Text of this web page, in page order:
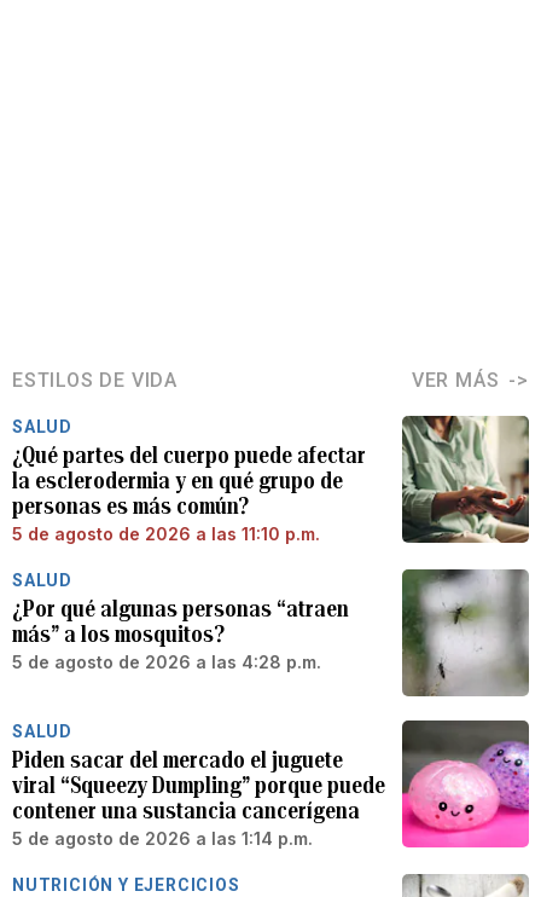
ESTILOS DE VIDA VER MÁS
SALUD
¿Qué partes del cuerpo puede afectar
la esclerodermia y en qué grupo de
personas es más común?
5 de agosto de 2026 a las 11:10 p.m.
SALUD
¿Por qué algunas personas “atraen
más” a los mosquitos?
5 de agosto de 2026 a las 4:28 p.m.
SALUD
Piden sacar del mercado el juguete
viral “Squeezy Dumpling” porque puede
contener una sustancia cancerígena
5 de agosto de 2026 a las 1:14 p.m.
NUTRICIÓN Y EJERCICIOS